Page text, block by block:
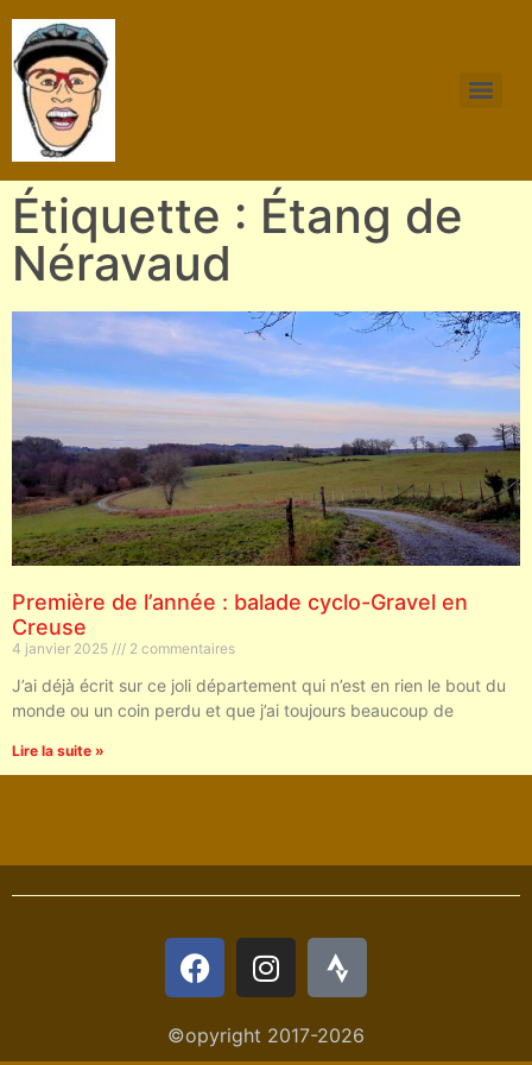
Étiquette : Étang de
Néravaud
Première de l’année : balade cyclo-Gravel en
Creuse
4 janvier 2025 2 commentaires
J’ai déjà écrit sur ce joli département qui n’est en rien le bout du
monde ou un coin perdu et que j’ai toujours beaucoup de
Lire la suite »
©opyright 2017-2026